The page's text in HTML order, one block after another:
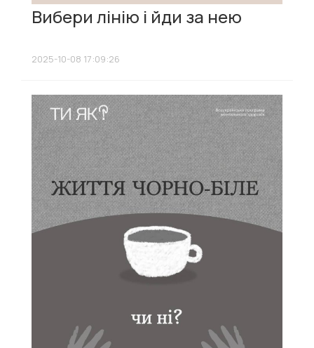
Вибери лінію і йди за нею
2025-10-08 17:09:26